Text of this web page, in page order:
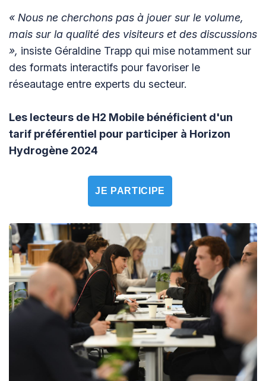
« Nous ne cherchons pas à jouer sur le volume,
mais sur la qualité des visiteurs et des discussions
», insiste Géraldine Trapp qui mise notamment sur
des formats interactifs pour favoriser le
réseautage entre experts du secteur.
Les lecteurs de H2 Mobile bénéficient d'un
tarif préférentiel pour participer à Horizon
Hydrogène 2024
JE PARTICIPE